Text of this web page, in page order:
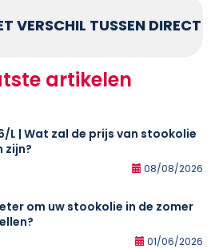
VERSCHIL TUSSEN DIRECT
artikelen
L | Wat zal de prijs van stookolie
zijn?
08/08/2026
om uw stookolie in de zomer
01/06/2026